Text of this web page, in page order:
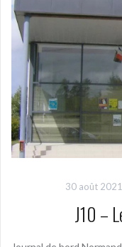
30 août 2021
J10 –